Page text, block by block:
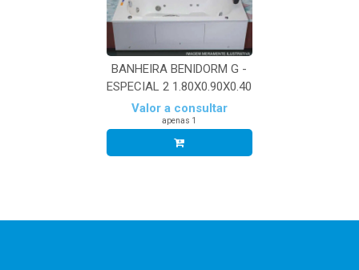
BANHEIRA BENIDORM G -
ESPECIAL 2 1.80X0.90X0.40
Valor a consultar
apenas 1